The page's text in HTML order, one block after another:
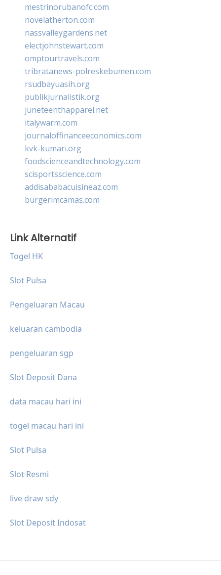
mestrinorubanofc.com
novelatherton.com
nassvalleygardens.net
electjohnstewart.com
omptourtravels.com
tribratanews-polreskebumen.com
rsudbayuasih.org
publikjurnalistik.org
juneteenthapparel.net
italywarm.com
journaloffinanceeconomics.com
kvk-kumari.org
foodscienceandtechnology.com
scisportsscience.com
addisababacuisineaz.com
burgerimcamas.com
Link Alternatif
Togel HK
Slot Pulsa
Pengeluaran Macau
keluaran cambodia
pengeluaran sgp
Slot Deposit Dana
data macau hari ini
togel macau hari ini
Slot Pulsa
Slot Resmi
live draw sdy
Slot Deposit Indosat